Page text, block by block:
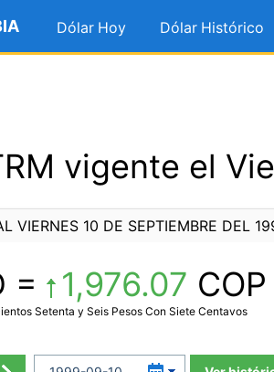
Dólar Hoy Dólar Histórico
vigente el
VIERNES 10 DE SEPTIEMBRE DEL
= 1,976.07 COP
Setenta y Seis Pesos Con Siete Centavos